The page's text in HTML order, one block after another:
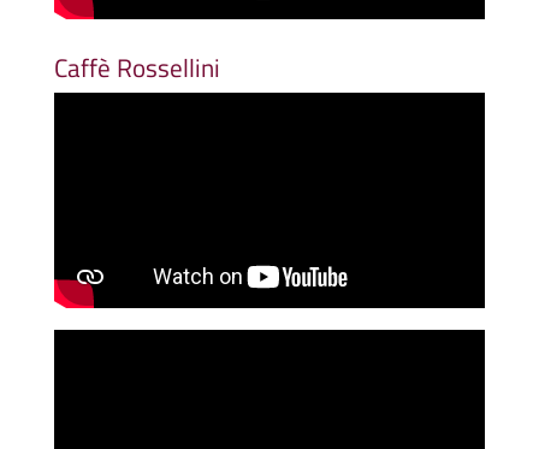
Caffè Rossellini